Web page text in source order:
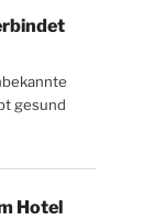
gesund
Hotel